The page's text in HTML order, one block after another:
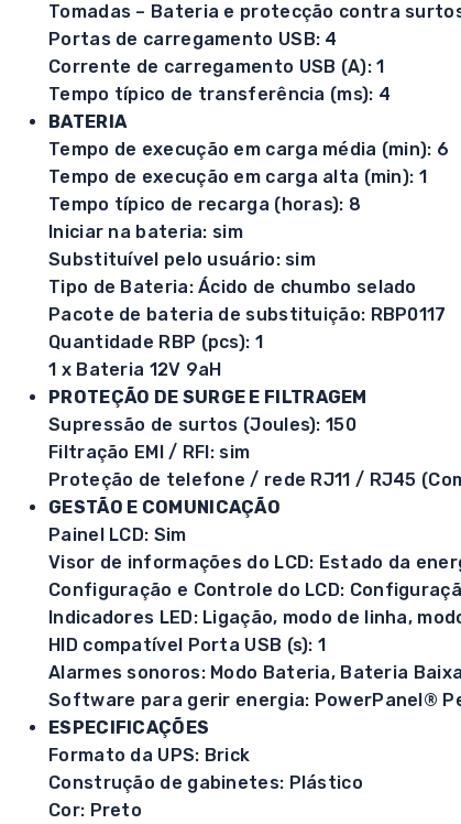
Tomadas – Bateria e protecção contra
Portas de carregamento USB: 4
Corrente de carregamento USB (A): 1
Tempo típico de transferência (ms): 4
BATERIA
Tempo de execução em carga média (min): 6
Tempo de execução em carga alta (min): 1
Tempo típico de recarga (horas): 8
Iniciar na bateria: sim
Substituível pelo usuário: sim
Tipo de Bateria: Ácido de chumbo selado
Pacote de bateria de substituição: RBP0117
Quantidade RBP (pcs): 1
1 x Bateria 12V 9aH
PROTEÇÃO DE SURGE E FILTRAGEM
Supressão de surtos (Joules): 150
Filtração EMI / RFI: sim
Proteção de telefone / rede RJ11 / RJ45
GESTÃO E COMUNICAÇÃO
Painel LCD: Sim
Visor de informações do LCD: Estado da
Configuração e Controle do LCD:
Indicadores LED: Ligação, modo de linha,
HID compatível Porta USB (s): 1
Alarmes sonoros: Modo Bateria, Bateria
Software para gerir energia: PowerPanel®
ESPECIFICAÇÕES
Formato da UPS: Brick
Construção de gabinetes: Plástico
Cor: Preto